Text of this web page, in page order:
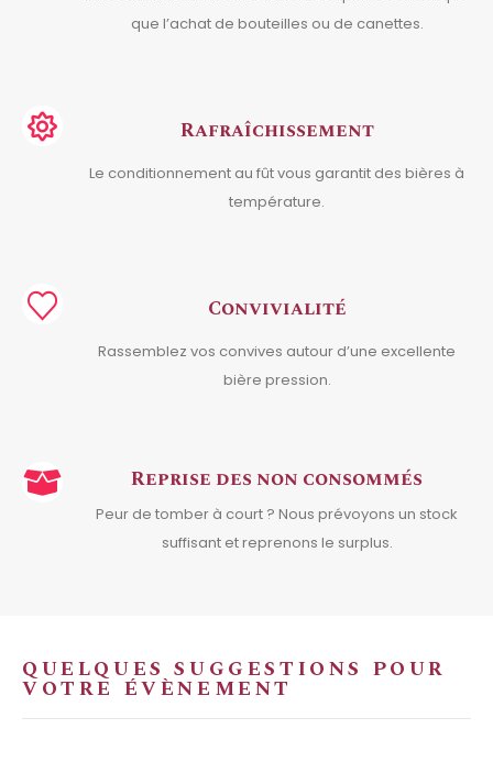
que l’achat de bouteilles ou de canettes.
Rafraîchissement
Le conditionnement au fût vous garantit des bières à
température.
Convivialité
Rassemblez vos convives autour d’une excellente
bière pression.
Reprise des non consommés
Peur de tomber à court ? Nous prévoyons un stock
suffisant et reprenons le surplus.
QUELQUES SUGGESTIONS POUR
VOTRE ÉVÈNEMENT